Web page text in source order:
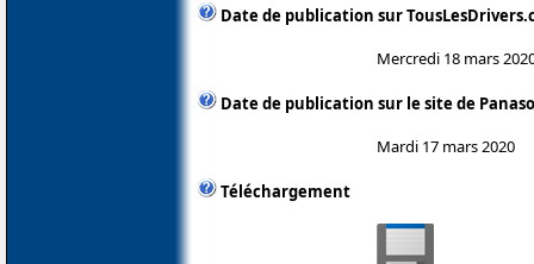
Date de publication sur
Mercredi 18 mars
Date de publication sur le site de
Mardi 17 mars 2020
Téléchargement